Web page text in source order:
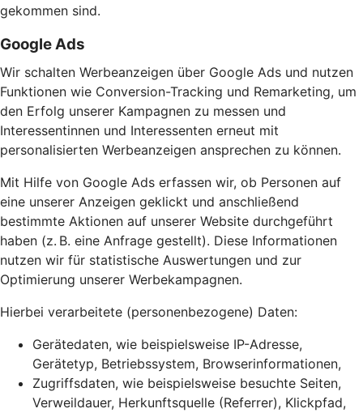
gekommen sind.
Google Ads
Wir schalten Werbeanzeigen über Google Ads und nutzen
Funktionen wie Conversion-Tracking und Remarketing, um
den Erfolg unserer Kampagnen zu messen und
Interessentinnen und Interessenten erneut mit
personalisierten Werbeanzeigen ansprechen zu können.
Mit Hilfe von Google Ads erfassen wir, ob Personen auf
eine unserer Anzeigen geklickt und anschließend
bestimmte Aktionen auf unserer Website durchgeführt
haben (z. B. eine Anfrage gestellt). Diese Informationen
nutzen wir für statistische Auswertungen und zur
Optimierung unserer Werbekampagnen.
Hierbei verarbeitete (personenbezogene) Daten:
Gerätedaten, wie beispielsweise IP-Adresse,
Gerätetyp, Betriebssystem, Browserinformationen,
Zugriffsdaten, wie beispielsweise besuchte Seiten,
Verweildauer, Herkunftsquelle (Referrer), Klickpfad,